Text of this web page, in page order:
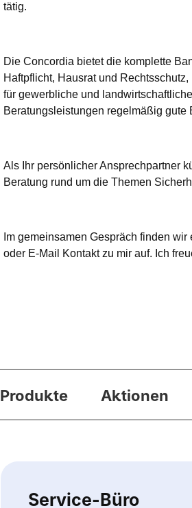
tätig.
Die Concordia bietet die komplette
Haftpflicht, Hausrat und
für gewerbliche und
Beratungsleistungen regelmäßig gute
Als Ihr persönlicher Ansprechpartner
Beratung rund um die Themen
Im gemeinsamen Gespräch finden
oder E-Mail Kontakt zu mir auf. Ich
Produkte Aktionen
Service-Büro